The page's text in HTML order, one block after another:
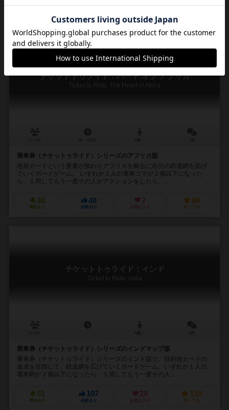
44 43 4 56
チケットトゥライド：ハート オブ アフリカ
Ticket to Ride: The Heart of Africa
乗車券（チケットゥライド）シリーズのアフリカ版
地形カードという要素が加わりアフリカを舞台に自分の鉄道網を拡げ
ていくボードゲーム。 いずれか１人の電車コマが２個以下になった
ら、１周してもう一度その人がアクションをしたら、...
38
興味あり
48
経験あり
7
お気に入り
66
持ってる
チケットトゥライド：インド
Ticket to Ride: India
乗車券（チケットゥライド）シリーズのインドマップ版
乗車券（チケットゥライド）シリーズのインド版で、目的地カードの
達成を目指して、鉄道網を広げていくボードゲーム。いずれか１人の
電車駒が２個以下になったら、１周してもう一度その人...
51
興味あり
107
経験あり
29
お気に入り
139
持ってる